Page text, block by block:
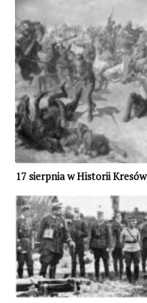
17 sierpnia w Historii Kresów